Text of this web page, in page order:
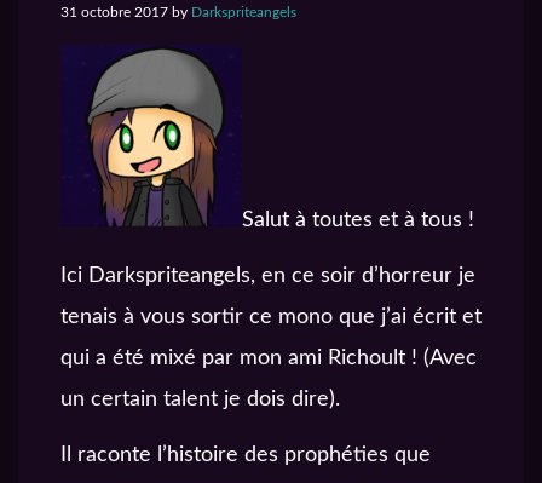
31 octobre 2017 by Darkspriteangels
Salut à toutes et à tous !
Ici Darkspriteangels, en ce soir d’horreur je
tenais à vous sortir ce mono que j’ai écrit et
qui a été mixé par mon ami Richoult ! (Avec
un certain talent je dois dire).
Il raconte l’histoire des prophéties que